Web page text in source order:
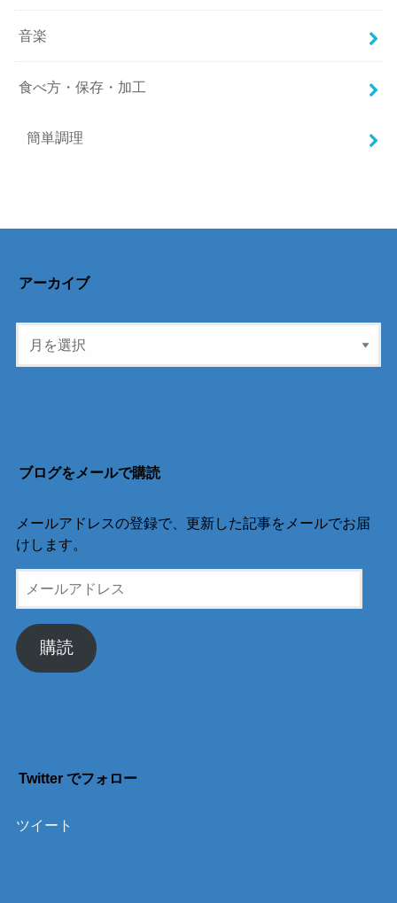
音楽
食べ方・保存・加工
簡単調理
アーカイブ
ブログをメールで購読
メールアドレスの登録で、更新した記事をメールでお届
けします。
ア
ド
購読
Twitter でフォロー
ツイート